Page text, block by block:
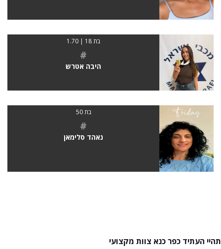
בת 18 | 1.70
#
היבה אטרש
בת 50
#
נאהד סלימאן
תהיי העתיד כפר כנא צוות מקצועי